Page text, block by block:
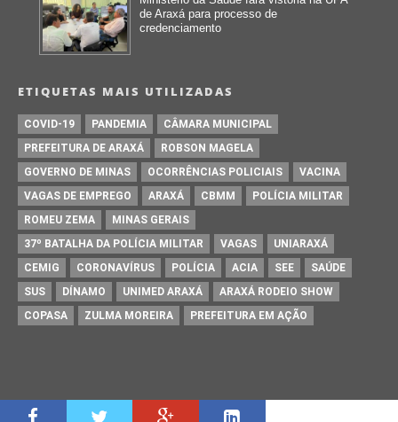
de Araxá para processo de
credenciamento
ETIQUETAS MAIS UTILIZADAS
COVID-19 PANDEMIA
CÂMARA MUNICIPAL
PREFEITURA DE ARAXÁ
ROBSON MAGELA
GOVERNO DE MINAS
OCORRÊNCIAS POLICIAIS
VACINA
VAGAS DE EMPREGO
ARAXÁ CBMM
POLÍCIA MILITAR
ROMEU ZEMA
MINAS GERAIS
37º BATALHA DA POLÍCIA MILITAR
VAGAS
UNIARAXÁ
CEMIG
CORONAVÍRUS POLÍCIA ACIA SEE
SAÚDE
SUS
DÍNAMO UNIMED ARAXÁ
ARAXÁ RODEIO SHOW
COPASA
ZULMA MOREIRA PREFEITURA EM AÇÃO
Copyright © 2026 Web Código